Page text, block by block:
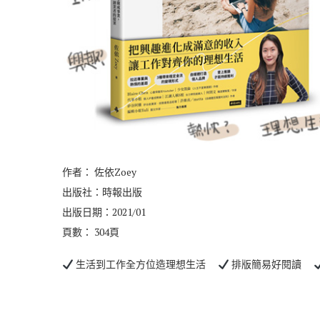
作者： 佐依Zoey
出版社：時報出版
出版日期：2021/01
頁數： 304頁
生活到工作全方位造理想生活 排版簡易好閱讀